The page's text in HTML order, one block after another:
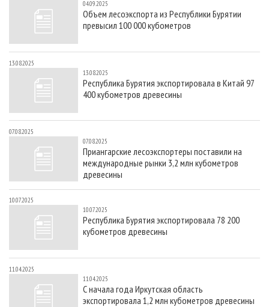
04.09.2025
Объем лесоэкспорта из Республики Бурятии
превысил 100 000 кубометров
13.08.2025
13.08.2025
Республика Бурятия экспортировала в Китай 97
400 кубометров древесины
07.08.2025
07.08.2025
Приангарские лесоэкспортеры поставили на
международные рынки 3,2 млн кубометров
древесины
10.07.2025
10.07.2025
Республика Бурятия экспортировала 78 200
кубометров древесины
11.04.2025
11.04.2025
С начала года Иркутская область
экспортировала 1,2 млн кубометров древесины